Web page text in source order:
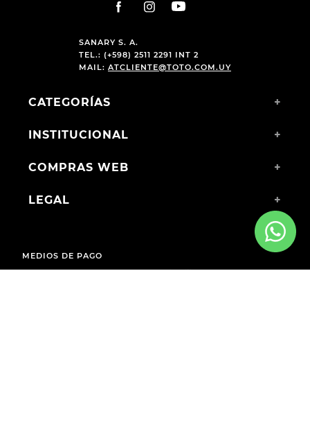
SANARY S. A.
TEL.: (+598) 2511 2291 INT 2
MAIL: ATCLIENTE@TOTO.COM.UY
CATEGORÍAS +
INSTITUCIONAL +
COMPRAS WEB +
LEGAL +
MEDIOS DE PAGO